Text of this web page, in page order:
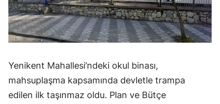
Yenikent Mahallesi’ndeki okul binası,
mahsuplaşma kapsamında devletle trampa
edilen ilk taşınmaz oldu. Plan ve Bütçe